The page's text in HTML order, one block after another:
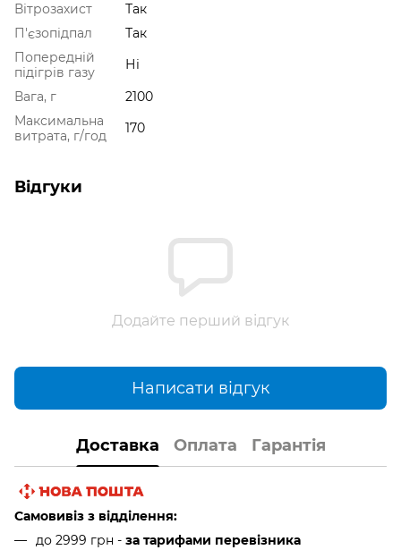
Вітрозахист
Так
П'єзопідпал
Так
Попередній
підігрів газу
Ні
Вага, г
2100
Максимальна
витрата, г/год
170
Відгуки
Додайте перший відгук
Написати відгук
Доставка Оплата Гарантія
Самовивіз з відділення:
до 2999 грн - за тарифами перевізника